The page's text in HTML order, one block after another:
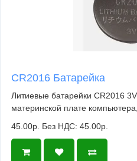
CR2016 Батарейка
Литиевые батарейки CR2016
материнской плате
45.00р. Без НДС: 45.00р.